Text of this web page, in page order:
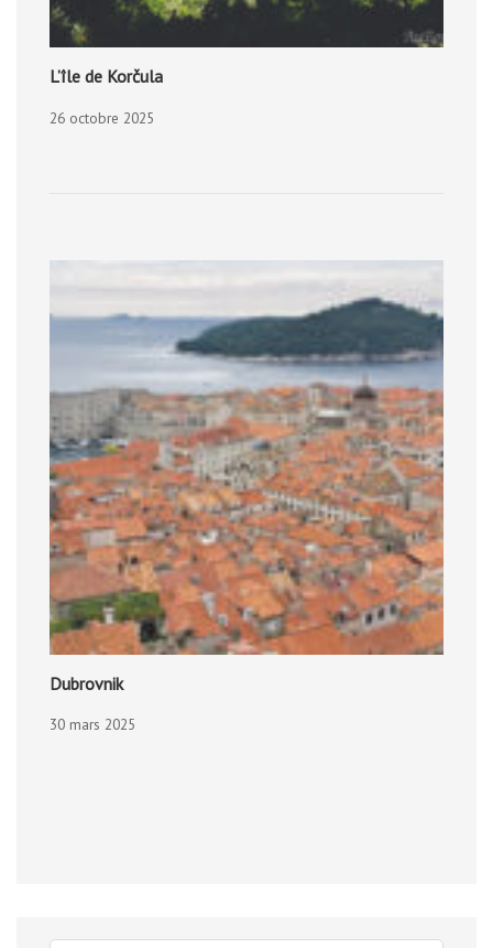
L’île de Korčula
26 octobre 2025
Dubrovnik
30 mars 2025